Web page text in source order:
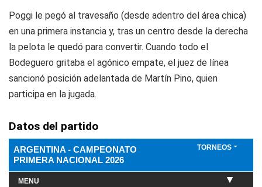
Poggi le pegó al travesaño (desde adentro del área chica)
en una primera instancia y, tras un centro desde la derecha
la pelota le quedó para convertir. Cuando todo el
Bodeguero gritaba el agónico empate, el juez de línea
sancionó posición adelantada de Martín Pino, quien
participa en la jugada.
Datos del partido